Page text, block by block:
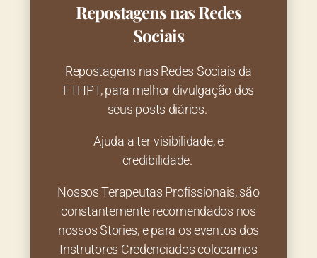
Repostagens nas Redes
Sociais
Repostagens nas Redes Sociais da
FTHPT, para melhor divulgação dos
seus posts diários.
Ajuda a ter visibilidade, e
credibilidade.
Nossos Terapeutas Profissionais, são
constantemente recomendados nos
nossos Stories, e para os eventos dos
Instrutores Credenciados colocamos